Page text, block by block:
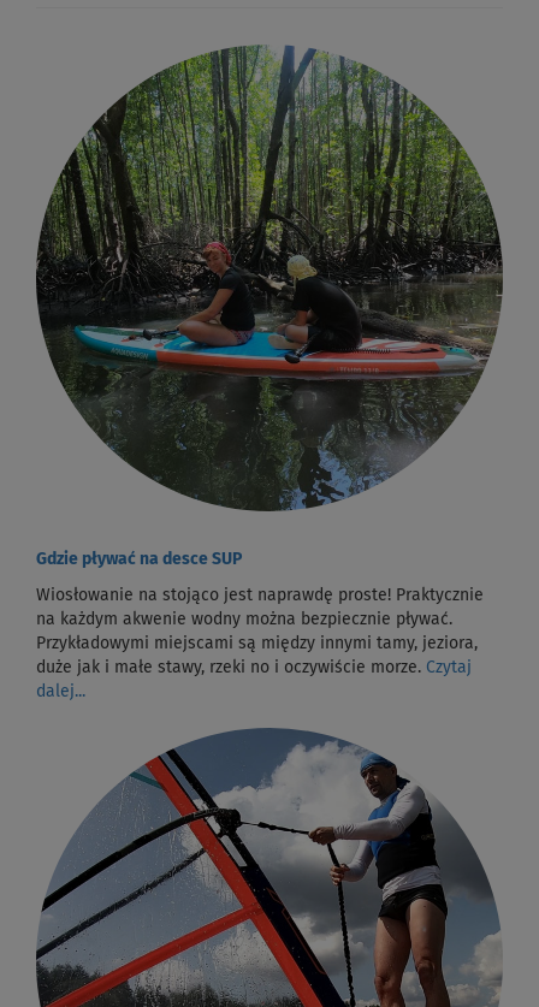
Gdzie pływać na desce SUP
Wiosłowanie na stojąco jest naprawdę proste! Praktycznie
na każdym akwenie wodny można bezpiecznie pływać.
Przykładowymi miejscami są między innymi tamy, jeziora,
duże jak i małe stawy, rzeki no i oczywiście morze. Czytaj
dalej...